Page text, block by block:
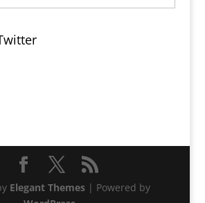
Elegant Themes| Powered by